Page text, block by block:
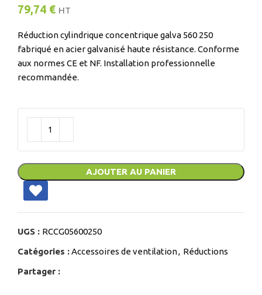
79,74 € HT
Réduction cylindrique concentrique galva 560 250
fabriqué en acier galvanisé haute résistance. Conforme
aux normes CE et NF. Installation professionnelle
recommandée.
AJOUTER AU PANIER
UGS : RCCG05600250
Catégories :Accessoires de ventilation, Réductions
Partager :